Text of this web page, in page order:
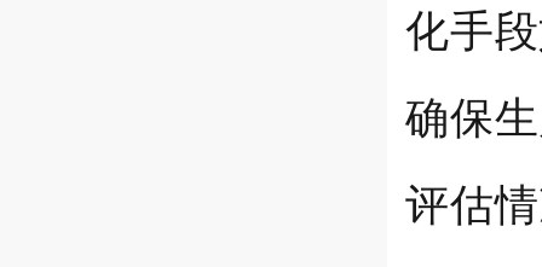
化手
确保
评估